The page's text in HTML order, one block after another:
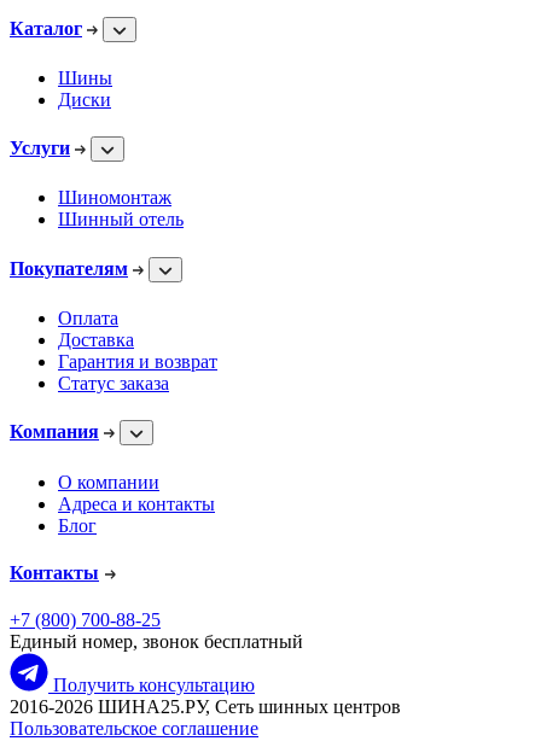
Каталог
Шины
Диски
Услуги
Шиномонтаж
Шинный отель
Покупателям
Оплата
Доставка
Гарантия и возврат
Статус заказа
Компания
О компании
Адреса и контакты
Блог
Контакты
+7 (800) 700-88-25
Единый номер, звонок бесплатный
Получить консультацию
2016-2026 ШИНА25.РУ, Сеть шинных центров
Пользовательское соглашение